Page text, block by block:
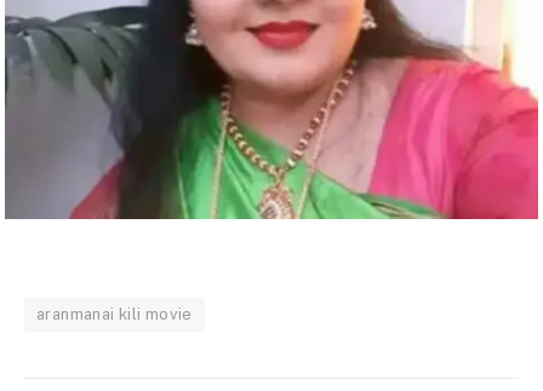
aranmanai kili movie